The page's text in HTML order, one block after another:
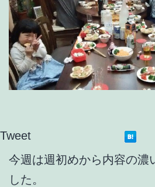
Tweet
今週は週初めから内容の濃
した。